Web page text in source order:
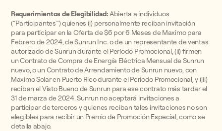
Requerimientos de Elegibilidad:Abierta a individuos
(“Participantes”) quienes (i) personalmente reciban invitación
para participar en la Oferta de $6 por 6 Meses de Maximo para
Febrero de 2024, de Sunrun Inc. o de un representante de ventas
autorizado de Sunrun durante el Período Promocional, (ii) firmen
un Contrato de Compra de Energía Eléctrica Mensual de Sunrun
nuevo, o un Contrato de Arrendamiento de Sunrun nuevo, con
Maximo Solar en Puerto Rico durante el Período Promocional, y (iii)
reciban el Visto Bueno de Sunrun para ese contrato más tardar el
31 de marza de 2024. Sunrun no aceptará invitaciones a
participar de terceros y quienes reciban tales invitaciones no son
elegibles para recibir un Premio de Promoción Especial, como se
detalla abajo.